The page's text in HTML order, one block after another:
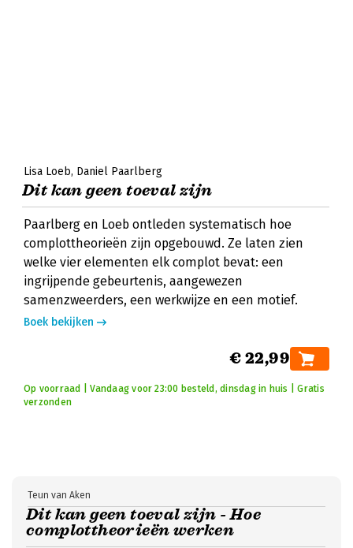
Lisa Loeb Daniel Paarlberg
Dit kan geen toeval zijn
Paarlberg en Loeb ontleden systematisch hoe
complottheorieën zijn opgebouwd. Ze laten zien
welke vier elementen elk complot bevat: een
ingrijpende gebeurtenis, aangewezen
samenzweerders, een werkwijze en een motief.
Boek bekijken
€ 22,99
Op voorraad | Vandaag voor 23:00 besteld, dinsdag in huis | Gratis
verzonden
Dit kan geen toeval zijn - Hoe
complottheorieën werken
Teun van Aken